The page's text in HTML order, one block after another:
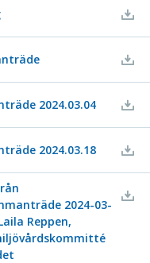
2024.03.04
2024.03.18
2024-03-
Reppen,